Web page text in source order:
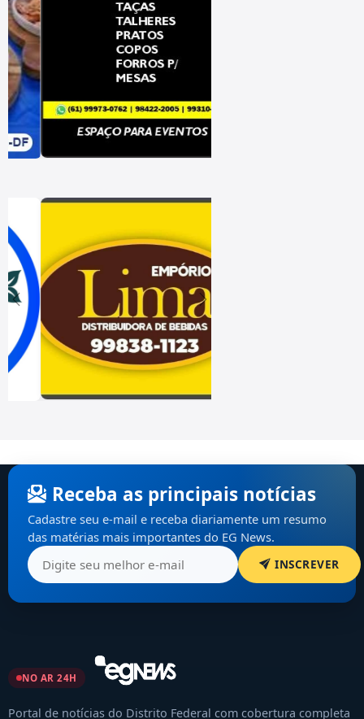
Receba as principais notícias
Cadastre seu e-mail e receba diariamente um resumo
das matérias mais importantes do EG News.
INSCREVER
NO AR 24H
Portal de notícias do Distrito Federal com cobertura completa